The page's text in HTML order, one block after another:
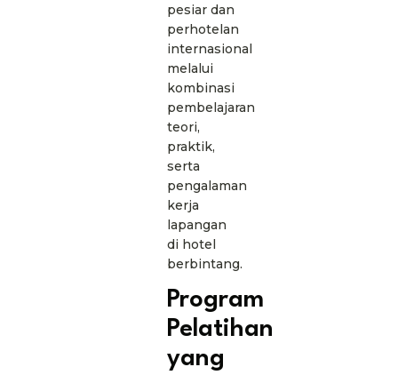
pesiar dan
perhotelan
internasional
melalui
kombinasi
pembelajaran
teori,
praktik,
serta
pengalaman
kerja
lapangan
di hotel
berbintang.
Program
Pelatihan
yang